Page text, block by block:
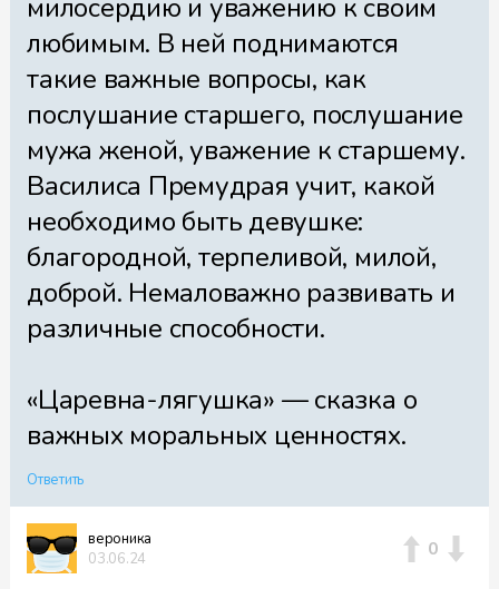
милосердию и уважению к своим
любимым. В ней поднимаются
такие важные вопросы, как
послушание старшего, послушание
мужа женой, уважение к старшему.
Василиса Премудрая учит, какой
необходимо быть девушке:
благородной, терпеливой, милой,
доброй. Немаловажно развивать и
различные способности.
«Царевна-лягушка» — сказка о
важных моральных ценностях.
Ответить
вероника
03.06.24
0